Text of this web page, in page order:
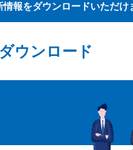
報をダウンロードいただけ
ウンロード